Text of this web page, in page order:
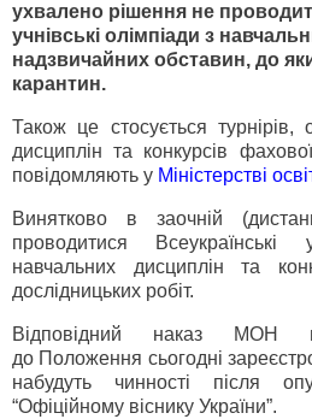
ухвалено рішення не
учнівські олімпіади з
надзвичайних обставин, до
карантин.
Також це стосується турнірів,
дисциплін та конкурсів
повідомляють у Міністерстві
Винятково в заочній
проводитися Всеукраїнські
навчальних дисциплін та
дослідницьких робіт.
Відповідний наказ МОН
до Положення сьогодні
набудуть чинності після
“Офіційному віснику України”.